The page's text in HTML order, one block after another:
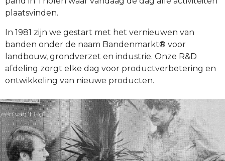
plaatsvinden.
In 1981 zijn we gestart met het vernieuwen van
banden onder de naam Bandenmarkt® voor
landbouw, grondverzet en industrie. Onze R&D
afdeling zorgt elke dag voor productverbetering en
ontwikkeling van nieuwe producten.